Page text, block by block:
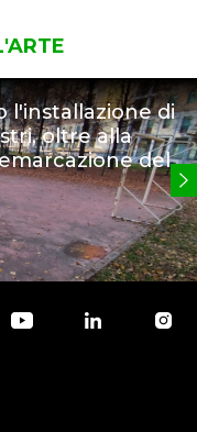
l'installazione di
oltre alla
del